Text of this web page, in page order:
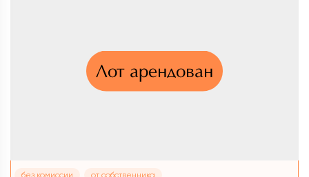
Лот арендован
без комиссии от собственника